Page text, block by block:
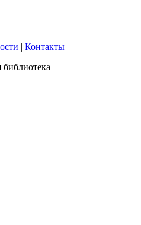
| Контакты |